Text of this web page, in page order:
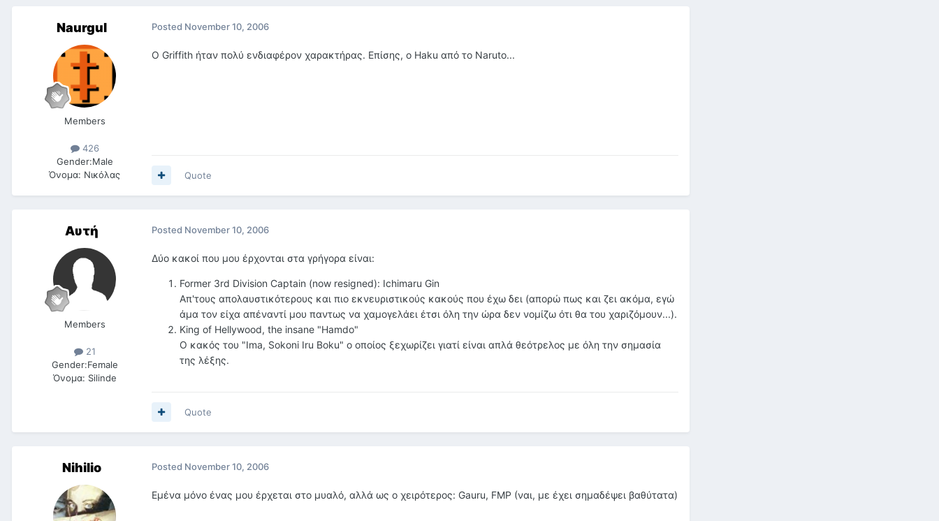
Naurgul
Members
426
Gender:Male
Όνομα: Νικόλας
Posted November 10, 2006
Ο Griffith ήταν πολύ ενδιαφέρον χαρακτήρας. Επίσης, ο Haku από το Naruto...
Quote
Αυτή
Members
21
Gender:Female
Όνομα: Silinde
Posted November 10, 2006
Δύο κακοί που μου έρχονται στα γρήγορα είναι:
Former 3rd Division Captain (now resigned): Ichimaru Gin
Απ'τους απολαυστικότερους και πιο εκνευριστικούς κακούς που έχω δει (απορώ πως και ζει ακόμα, εγώ
άμα τον είχα απέναντί μου παντως να χαμογελάει έτσι όλη την ώρα δεν νομίζω ότι θα του χαριζόμουν...).
King of Hellywood, the insane "Hamdo"
Ο κακός του "Ima, Sokoni Iru Boku" ο οποίος ξεχωρίζει γιατί είναι απλά θεότρελος με όλη την σημασία
της λέξης.
Quote
Nihilio Posted November 10, 2006
Εμένα μόνο ένας μου έρχεται στο μυαλό, αλλά ως ο χειρότερος: Gauru, FMP (ναι, με έχει σημαδέψει βαθύτατα)